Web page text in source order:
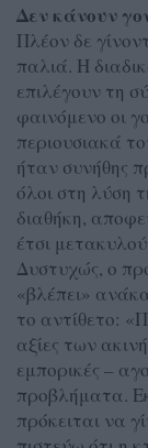
Δεν κάνουν
Πλέον δε
παλιά. Η
επιλέγουν τη
φαινόμενο οι
περιουσιακά
ήταν συνήθης
όλοι στη λύση
διαθήκη,
έτσι
Δυστυχώς, ο
«βλέπει»
το αντίθετο:
αξίες των
εμπορικές –
προβλήματα.
πρόκειται να